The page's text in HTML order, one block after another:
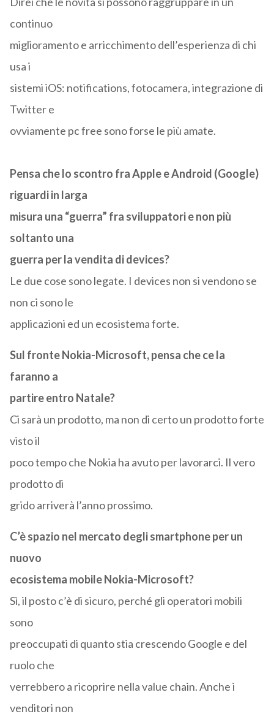
continuo
miglioramento e arricchimento dell’esperienza di chi
usa i
sistemi iOS: notifications, fotocamera, integrazione di
Twitter e
ovviamente pc free sono forse le più amate.
Pensa che lo scontro fra Apple e Android (Google)
riguardi in larga
misura una “guerra” fra sviluppatori e non più
soltanto una
guerra per la vendita di devices?
Le due cose sono legate. I devices non si vendono se
non ci sono le
applicazioni ed un ecosistema forte.
Sul fronte Nokia-Microsoft, pensa che ce la
faranno a
partire entro Natale?
Ci sarà un prodotto, ma non di certo un prodotto forte
visto il
poco tempo che Nokia ha avuto per lavorarci. Il vero
prodotto di
grido arriverà l’anno prossimo.
C’è spazio nel mercato degli smartphone per un
nuovo
ecosistema mobile Nokia-Microsoft?
Sì, il posto c’è di sicuro, perché gli operatori mobili
sono
preoccupati di quanto stia crescendo Google e del
ruolo che
verrebbero a ricoprire nella value chain. Anche i
venditori non